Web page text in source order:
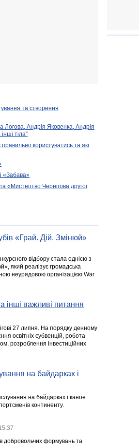
та створення
Логова, Андрія Яковенка, Андрія
тіла”
користуватись та які
«Забава»
«Мистецтво Чернігова другої
«Грай. Дій. Змінюй»
відбору стала однією з
який реалізує громадська
неурядовою організацією War
інші важливі питання
27 липня. На порядку денному
освітніх субвенцій, робота
розроблення інвестиційних
на байдарках і
на байдарках і каное
континенту.
добровольчих формувань та